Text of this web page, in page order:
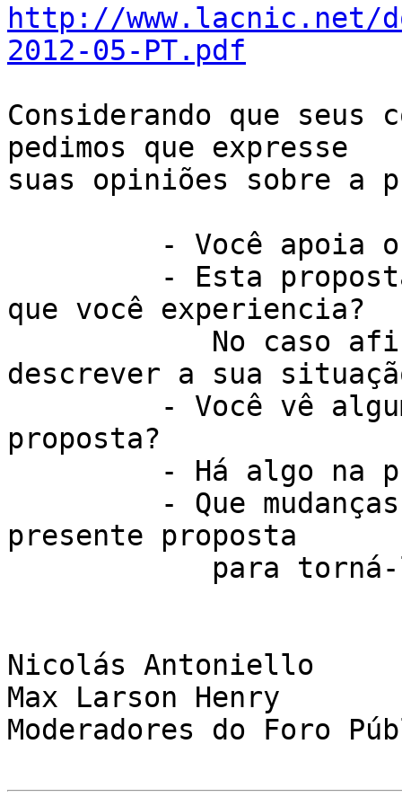
http://www.lacnic.net/
2012-05-PT.pdf
Considerando que seus
pedimos que expresse
suas opiniões sobre a
que você experiencia?
descrever a sua
proposta?
presente proposta
Nicolás Antoniello
Max Larson Henry
Moderadores do Foro